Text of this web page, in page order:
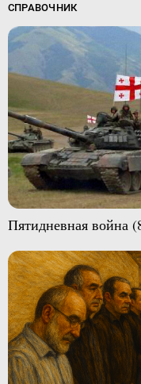
СПРАВОЧНИК
Пятидневная война